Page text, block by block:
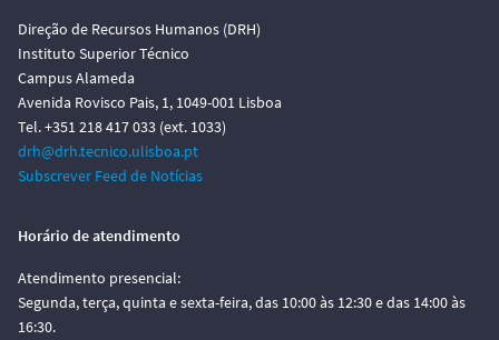
Direção de Recursos Humanos (DRH)
Instituto Superior Técnico
Campus Alameda
Avenida Rovisco Pais, 1, 1049-001 Lisboa
Tel. +351 218 417 033 (ext. 1033)
drh@drh.tecnico.ulisboa.pt
Subscrever Feed de Notícias
Horário de atendimento
Atendimento presencial:
Segunda, terça, quinta e sexta-feira, das 10:00 às 12:30 e das 14:00 às
16:30.